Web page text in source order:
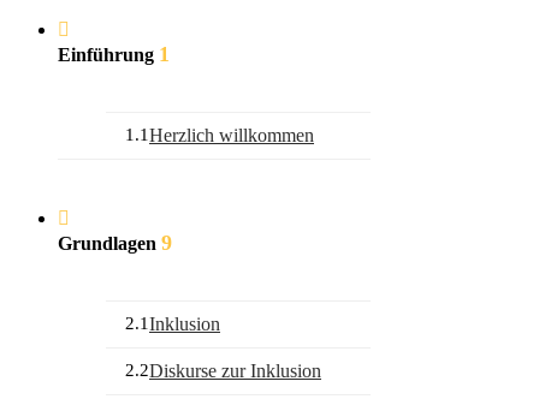
Einführung 1
1.1Herzlich willkommen
Grundlagen 9
2.1Inklusion
2.2Diskurse zur Inklusion